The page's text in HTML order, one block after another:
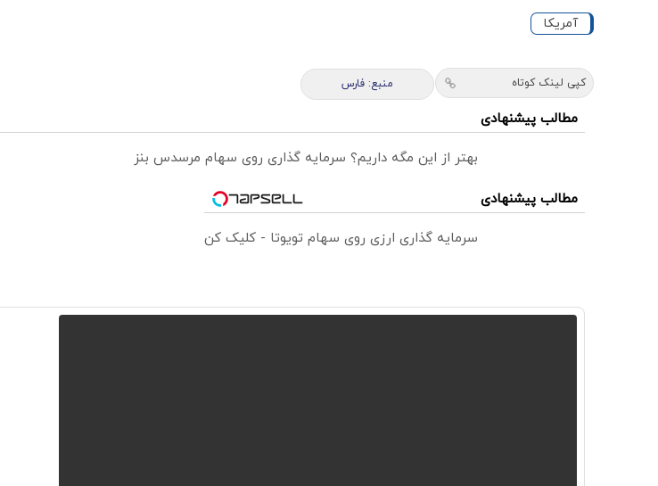
آمریکا
کپی لینک کوتاه منبع: فارس
مطالب پیشنهادی
بهتر از این مگه داریم؟ سرمایه گذاری روی سهام مرسدس بنز
مطالب پیشنهادی
سرمایه گذاری ارزی روی سهام تویوتا - کلیک کن